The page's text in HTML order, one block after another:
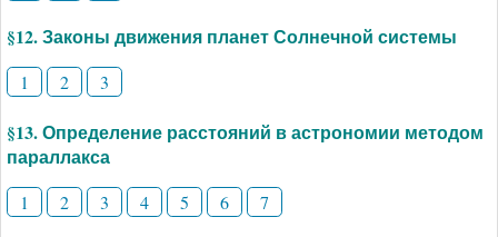
§12. Законы движения планет Солнечной системы
1 2 3
§13. Определение расстояний в астрономии методом
параллакса
1 2 3 4 5 6 7